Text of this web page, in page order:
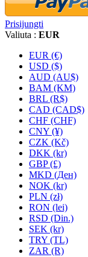
Prisijungti
Valiuta : EUR
EUR (€)
USD ($)
AUD (AU$)
BAM (KM)
BRL (R$)
CAD (CAD$)
CHF (CHF)
CNY (¥)
CZK (Kč)
DKK (kr)
GBP (£)
MKD (Ден)
NOK (kr)
PLN (zł)
RON (lei)
RSD (Din.)
SEK (kr)
TRY (TL)
ZAR (R)